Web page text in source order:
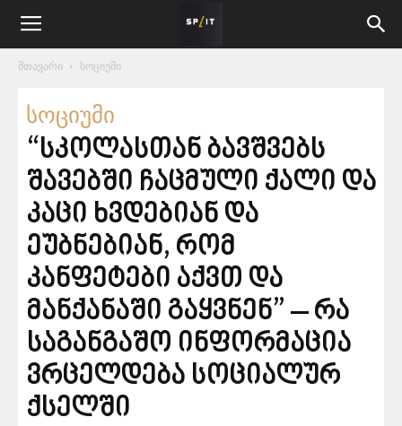
მთავარი სოციუმი
სოციუმი
“სკოლასთან ბავშვებს
შავებში ჩაცმული ქალი და
კაცი ხვდებიან და
ეუბნებიან, რომ
კანფეტები აქვთ და
მანქანაში გაყვნენ” – რა
საგანგაშო ინფორმაცია
ვრცელდება სოციალურ
ქსელში